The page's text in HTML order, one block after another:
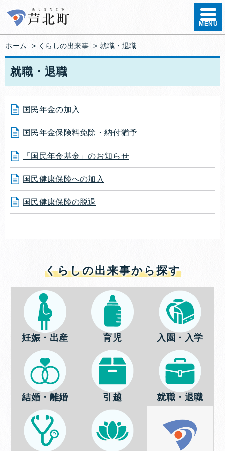
ハンバ
MENU
ホーム > くらしの出来事 > 就職・退職
就職・退職
国民年金の加入
国民年金保険料免除・納付猶予
「国民年金基金」のお知らせ
国民健康保険への加入
国民健康保険の脱退
くらしの出来事から探す
妊娠・出産 育児 入園・入学
結婚・離婚 引越 就職・退職